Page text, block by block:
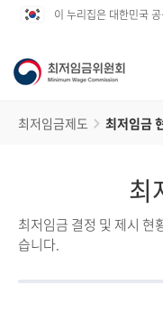
이 누리집은 대한민국
최저임금제도 최저임금
최
최저임금 결정 및 제시 현
습니다.